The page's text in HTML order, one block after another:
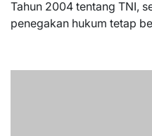
Tahun 2004 tentang TNI,
penegakan hukum tetap